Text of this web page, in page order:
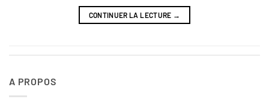
CONTINUER LA LECTURE →
A PROPOS